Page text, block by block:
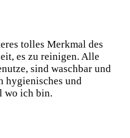
tolles Merkmal des
es zu reinigen. Alle
sind waschbar und
hygienisches und
wo ich bin.